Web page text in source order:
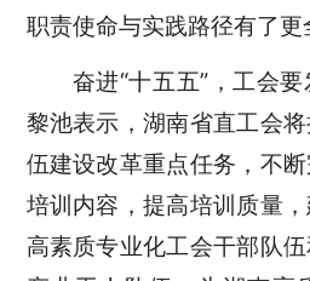
职责使命与实践路径有了更
奋进“十五五”，工会要
黎池表示，湖南省直工会
伍建设改革重点任务，不
培训内容，提高培训质量
高素质专业化工会干部队